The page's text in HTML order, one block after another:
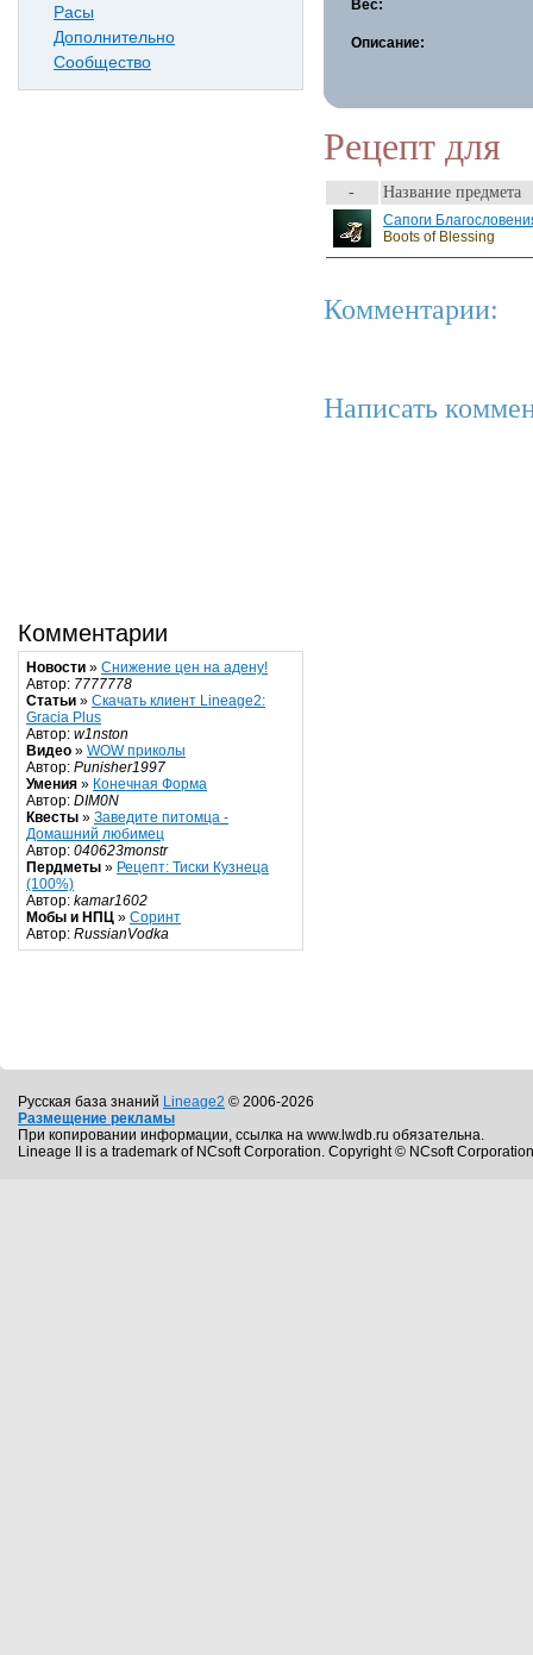
Расы
Дополнительно
Сообщество
Комментарии
Новости » Снижение цен на адену!
Автор: 7777778
Статьи » Скачать клиент Lineage2:
Gracia Plus
Автор: w1nston
Видео » WOW приколы
Автор: Punisher1997
Умения » Конечная Форма
Автор: DIM0N
Квесты » Заведите питомца -
Домашний любимец
Автор: 040623monstr
Пердметы » Рецепт: Тиски Кузнеца
(100%)
Автор: kamar1602
Мобы и НПЦ » Соринт
Автор: RussianVodka
Вес:
Описание:
Рецепт для
- Название предмета
Сапоги
Boots of Blessing
Комментарии:
Написать
Русская база знаний Lineage2 © 2006-2026
Размещение рекламы
При копировании информации, ссылка на www.lwdb.ru обязательна.
Lineage II is a trademark of NCsoft Corporation. Copyright © NCsoft